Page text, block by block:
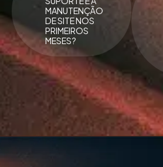
MANUTENÇÃO
DE SITE NOS
PRIMEIROS
MESES?